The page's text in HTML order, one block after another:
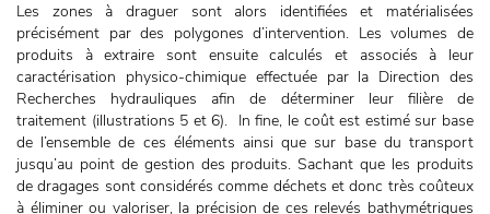
Les zones à draguer sont alors identifiées et matérialisées
précisément par des polygones d’intervention. Les volumes de
produits à extraire sont ensuite calculés et associés à leur
caractérisation physico-chimique effectuée par la Direction des
Recherches hydrauliques afin de déterminer leur filière de
traitement (illustrations 5 et 6). In fine, le coût est estimé sur base
de l’ensemble de ces éléments ainsi que sur base du transport
jusqu’au point de gestion des produits. Sachant que les produits
de dragages sont considérés comme déchets et donc très coûteux
à éliminer ou valoriser, la précision de ces relevés bathymétriques